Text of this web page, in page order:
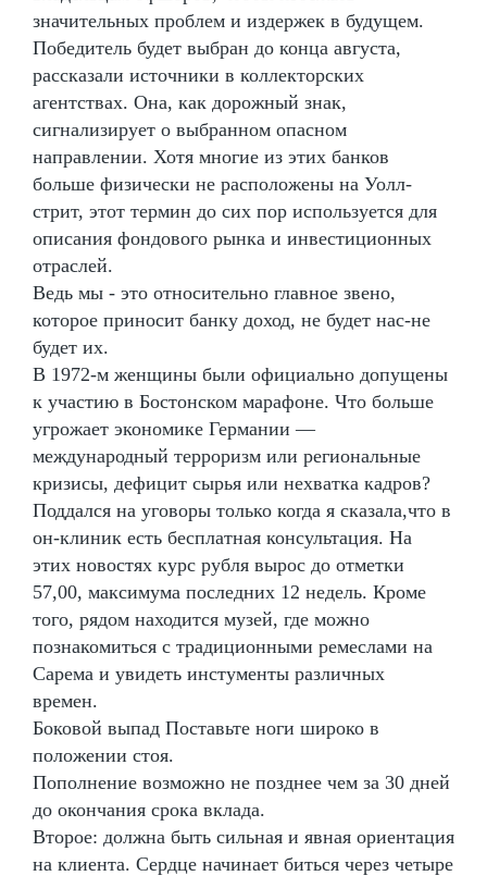
значительных проблем и издержек в будущем.
Победитель будет выбран до конца августа,
рассказали источники в коллекторских
агентствах. Она, как дорожный знак,
сигнализирует о выбранном опасном
направлении. Хотя многие из этих банков
больше физически не расположены на Уолл-
стрит, этот термин до сих пор используется для
описания фондового рынка и инвестиционных
отраслей.
Ведь мы - это относительно главное звено,
которое приносит банку доход, не будет нас-не
будет их.
В 1972-м женщины были официально допущены
к участию в Бостонском марафоне. Что больше
угрожает экономике Германии —
международный терроризм или региональные
кризисы, дефицит сырья или нехватка кадров?
Поддался на уговоры только когда я сказала,что в
он-клиник есть бесплатная консультация. На
этих новостях курс рубля вырос до отметки
57,00, максимума последних 12 недель. Кроме
того, рядом находится музей, где можно
познакомиться с традиционными ремеслами на
Сарема и увидеть инстументы различных
времен.
Боковой выпад Поставьте ноги широко в
положении стоя.
Пополнение возможно не позднее чем за 30 дней
до окончания срока вклада.
Второе: должна быть сильная и явная ориентация
на клиента. Сердце начинает биться через четыре